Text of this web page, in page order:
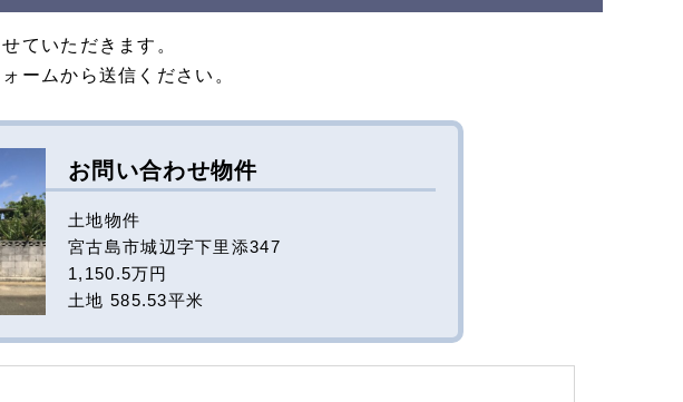
ていただきます。
ームから送信ください。
お問い合わせ物件
土地物件
宮古島市城辺字下里添347
1,150.5万円
土地 585.53平米